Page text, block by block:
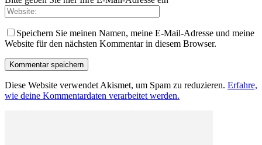
Speichern Sie meinen Namen, meine E-Mail-Adresse und meine
Website für den nächsten Kommentar in diesem Browser.
Diese Website verwendet Akismet, um Spam zu reduzieren. Erfahre,
wie deine Kommentardaten verarbeitet werden.